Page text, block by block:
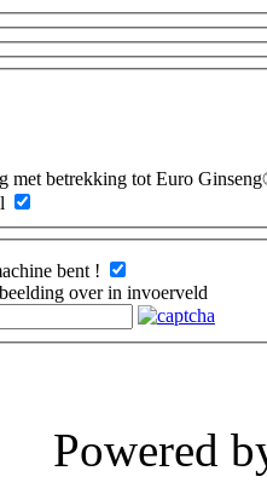
met betrekking tot Euro
bent !
over in invoerveld
Powered